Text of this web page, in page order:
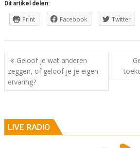
Dit artikel delen:
Print Facebook Twitter
Berichtnavigatie
Geloof je wat anderen
zeggen, of geloof je je eigen
ervaring?
LIVE RADIO